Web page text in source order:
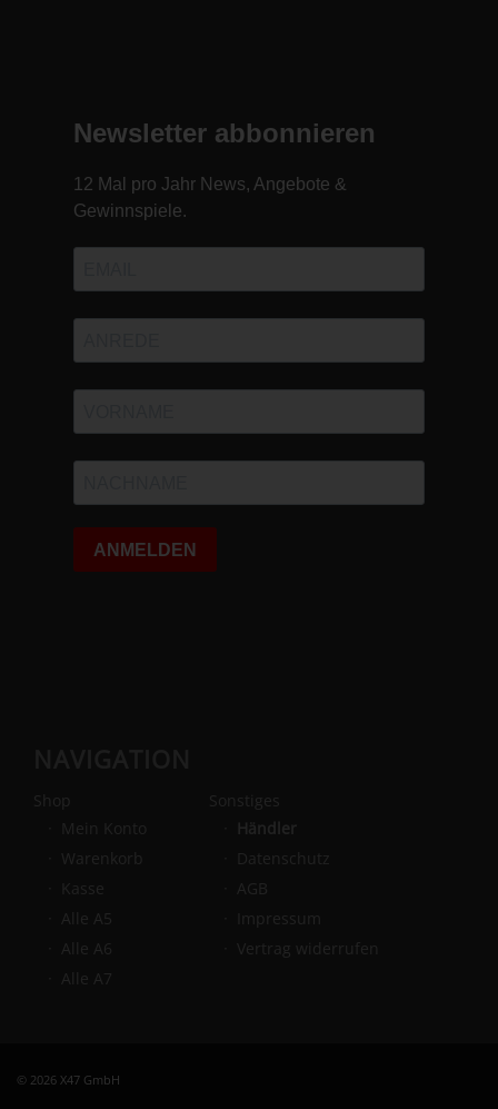
Shop
Mein Konto
Warenkorb
Kasse
Alle A5
Alle A6
Alle A7
Sonstiges
Händler
Datenschutz
AGB
Impressum
Vertrag widerrufen
© 2026 X47 GmbH